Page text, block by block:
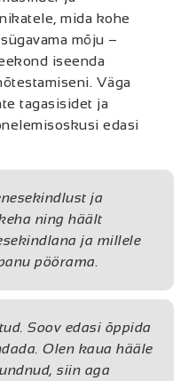
mida kohe
mõju –
iseenda
Väga
tagasisidet ja
edasi
ja
ning häält
ja millele
pöörama.
Soov edasi õppida
Olen kaua hääle
siin aga